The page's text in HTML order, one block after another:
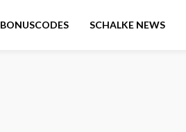
BONUSCODES SCHALKE NEWS